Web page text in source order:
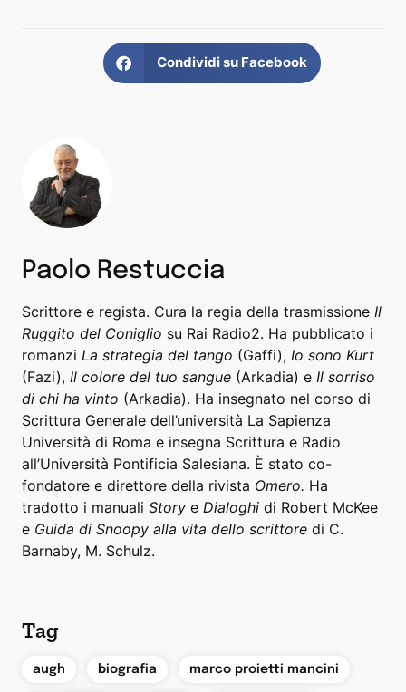
Condividi su Facebook
Paolo Restuccia
Scrittore e regista. Cura la regia della trasmissione Il
Ruggito del Coniglio su Rai Radio2. Ha pubblicato i
romanzi La strategia del tango (Gaffi), Io sono Kurt
(Fazi), Il colore del tuo sangue (Arkadia) e Il sorriso
di chi ha vinto (Arkadia). Ha insegnato nel corso di
Scrittura Generale dell’università La Sapienza
Università di Roma e insegna Scrittura e Radio
all’Università Pontificia Salesiana. È stato co-
fondatore e direttore della rivista Omero. Ha
tradotto i manuali Story e Dialoghi di Robert McKee
e Guida di Snoopy alla vita dello scrittore di C.
Barnaby, M. Schulz.
Tag
augh biografia marco proietti mancini